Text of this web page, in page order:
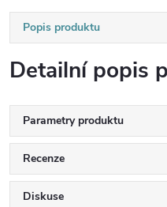
Popis produktu
Detailní popis
Parametry produktu
Recenze
Diskuse